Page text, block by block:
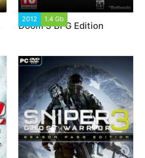
2012 1.4 Gb
Doom 3 BFG Edition